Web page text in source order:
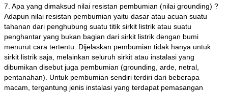
7. Apa yang dimaksud nilai resistan pembumian (nilai grounding) ?
Adapun nilai resistan pembumian yaitu dasar atau acuan suatu
tahanan dari penghubung suatu titik sirkit listrik atau suatu
penghantar yang bukan bagian dari sirkit listrik dengan bumi
menurut cara tertentu. Dijelaskan pembumian tidak hanya untuk
sirkit listrik saja, melainkan seluruh sirkit atau instalasi yang
dibumikan disebut juga pembumian (grounding, arde, netral,
pentanahan). Untuk pembumian sendiri terdiri dari beberapa
macam, tergantung jenis instalasi yang terdapat pemasangan